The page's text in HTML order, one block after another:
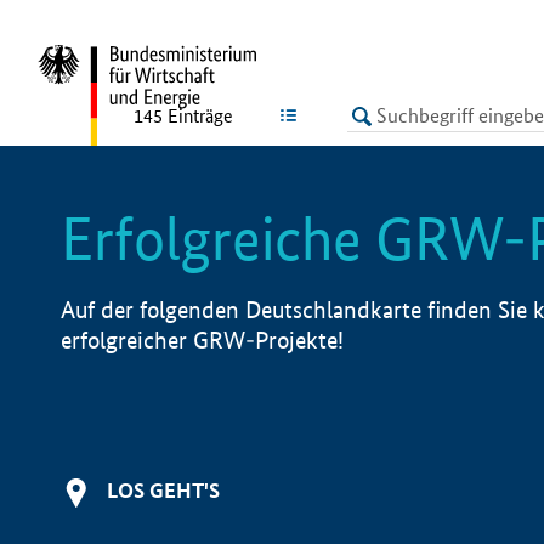
LISTE
145 Einträge
Erfolgreiche
Auf der folgenden Deutschlandkarte finden Sie
erfolgreicher GRW-Projekte!
LOS GEHT'S